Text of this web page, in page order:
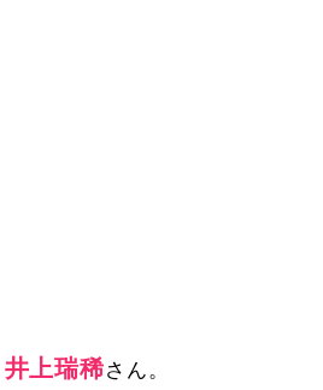
井上瑞稀さん。